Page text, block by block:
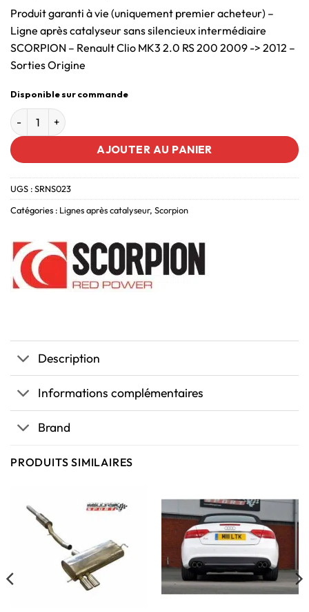
Produit garanti à vie (uniquement premier acheteur) –
Ligne après catalyseur sans silencieux intermédiaire
SCORPION – Renault Clio MK3 2.0 RS 200 2009 -> 2012 –
Sorties Origine
Disponible sur commande
AJOUTER AU PANIER
UGS :SRNS023
Catégories : Lignes après catalyseur, Scorpion
Description
Informations complémentaires
Brand
PRODUITS SIMILAIRES